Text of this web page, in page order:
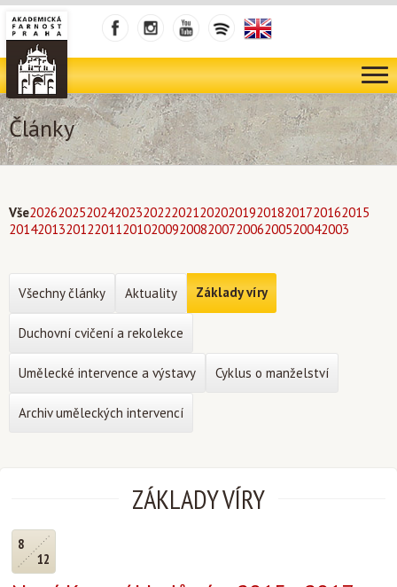
Články
Vše202620252024202320222021202020192018201720162015
201420132012201120102009200820072006200520042003
ZÁKLADY VÍRY
8
12
Všechny články Aktuality Základy víry
Duchovní cvičení a rekolekce
Umělecké intervence a výstavy Cyklus o manželství
Archiv uměleckých intervencí